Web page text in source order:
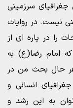
سرزمینی
نیست. در روایات
را در پاره ای از
امام رضا(ع) به
هر حال بحث من در
انسانی و
به این رشد و